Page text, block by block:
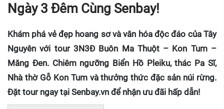
Ngày 3 Đêm Cùng Senbay!
Khám phá vẻ đẹp hoang sơ và văn hóa độc đáo của Tây
Nguyên với tour 3N3Đ Buôn Ma Thuột – Kon Tum –
Măng Đen. Chiêm ngưỡng Biển Hồ Pleiku, thác Pa Sĩ,
Nhà thờ Gỗ Kon Tum và thưởng thức đặc sản núi rừng.
Đặt tour ngay tại Senbay.vn để nhận ưu đãi hấp dẫn!